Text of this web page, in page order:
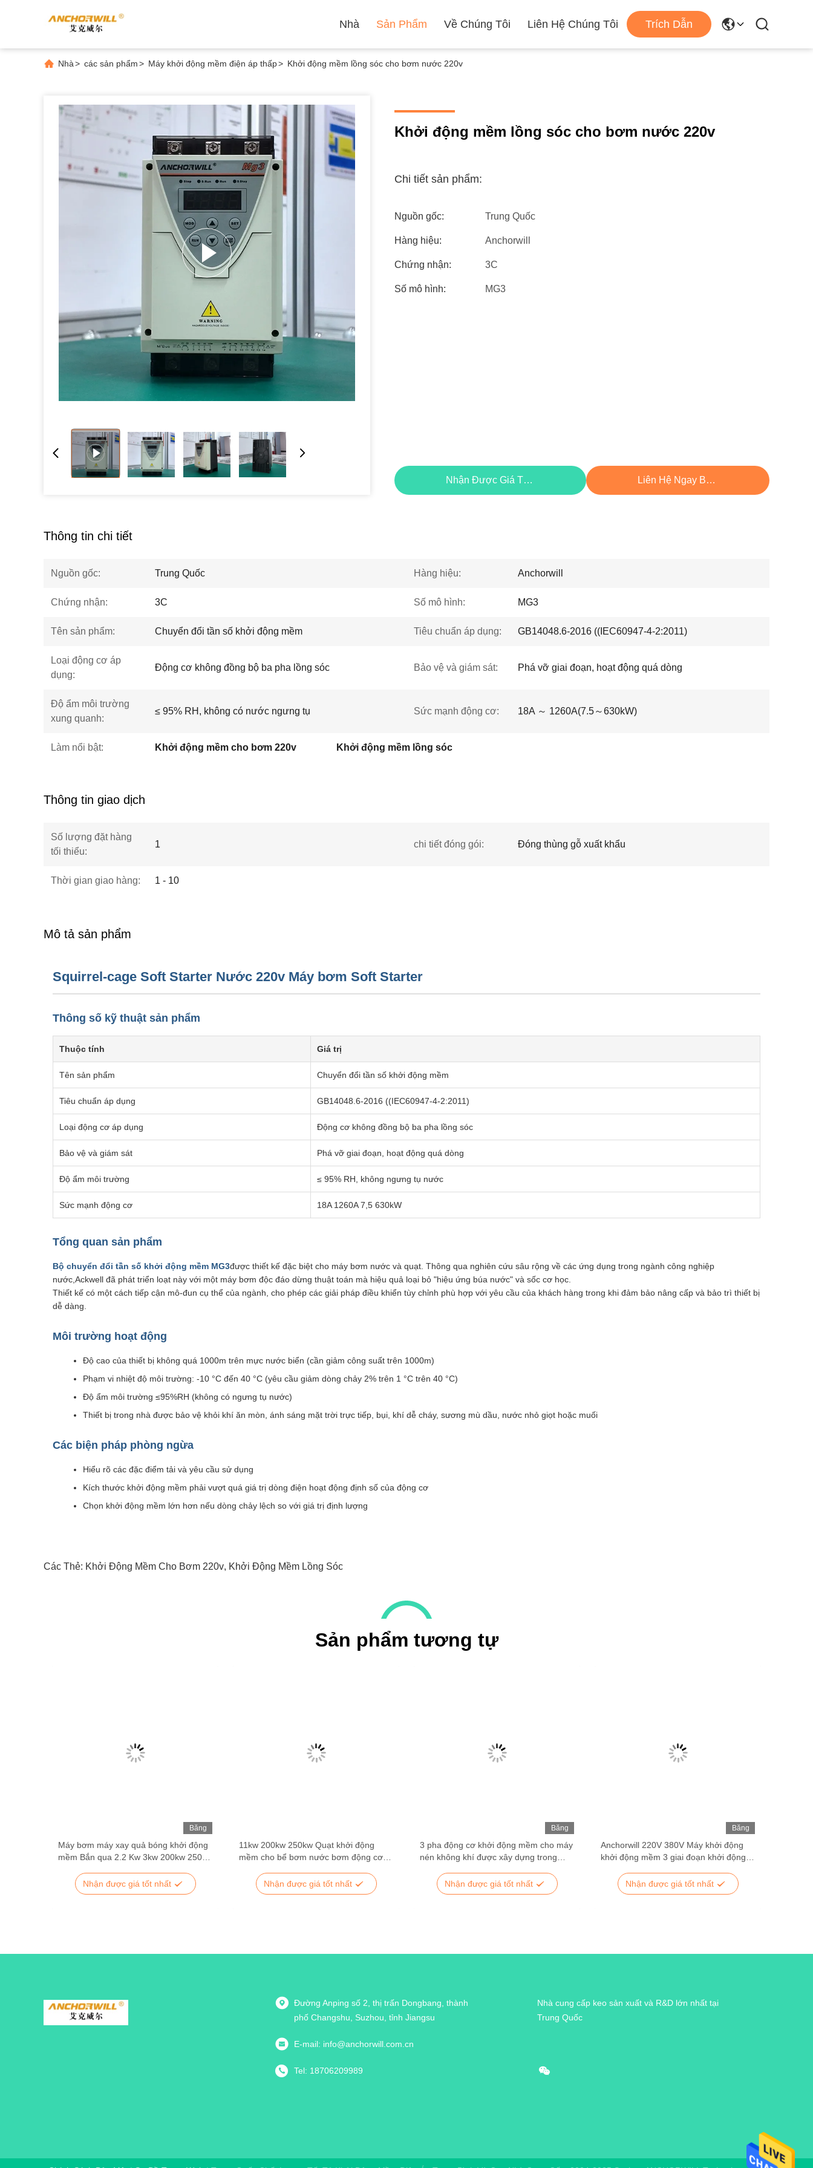
Nhà Sản Phẩm Về Chúng Tôi Liên Hệ Chúng Tôi Trích Dẫn
Nhà> các sản phẩm> Máy khởi động mềm điện áp thấp> Khởi động mềm lồng sóc cho bơm nước 220v
Khởi động mềm lồng sóc cho bơm nước 220v
Chi tiết sản phẩm:
Nguồn gốc: Trung Quốc
Hàng hiệu: Anchorwill
Chứng nhận: 3C
Số mô hình: MG3
Nhận Được Giá Tốt Nhất Liên Hệ Ngay Bây Giờ
Thông tin chi tiết
Nguồn gốc: Trung Quốc Hàng hiệu: Anchorwill
Chứng nhận: 3C Số mô hình: MG3
Tên sản phẩm: Chuyển đổi tần số khởi động mềm Tiêu chuẩn áp dụng: GB14048.6-2016 ((IEC60947-4-2:2011)
Loại động cơ áp
dụng:
Động cơ không đồng bộ ba pha lồng sóc Bảo vệ và giám sát: Phá vỡ giai đoạn, hoạt động quá dòng
Độ ẩm môi trường
xung quanh:
≤ 95% RH, không có nước ngưng tụ Sức mạnh động cơ: 18A ～ 1260A(7.5～630kW)
Làm nổi bật: Khởi động mềm cho bơm 220v Khởi động mềm lồng sóc
Thông tin giao dịch
Số lượng đặt hàng
tối thiểu:
1 chi tiết đóng gói: Đóng thùng gỗ xuất khẩu
Thời gian giao hàng: 1 - 10
Mô tả sản phẩm
Squirrel-cage Soft Starter Nước 220v Máy bơm Soft Starter
Thông số kỹ thuật sản phẩm
Thuộc tính Giá trị
Tên sản phẩm Chuyển đổi tần số khởi động mềm
Tiêu chuẩn áp dụng GB14048.6-2016 ((IEC60947-4-2:2011)
Loại động cơ áp dụng Động cơ không đồng bộ ba pha lồng sóc
Bảo vệ và giám sát Phá vỡ giai đoạn, hoạt động quá dòng
Độ ẩm môi trường ≤ 95% RH, không ngưng tụ nước
Sức mạnh động cơ 18A 1260A 7,5 630kW
Tổng quan sản phẩm
Bộ chuyển đổi tần số khởi động mềm MG3được thiết kế đặc biệt cho máy bơm nước và quạt. Thông qua nghiên cứu sâu rộng về các ứng dụng trong ngành công nghiệp
nước,Ackwell đã phát triển loạt này với một máy bơm độc đáo dừng thuật toán mà hiệu quả loại bỏ "hiệu ứng búa nước" và sốc cơ học.
Thiết kế có một cách tiếp cận mô-đun cụ thể của ngành, cho phép các giải pháp điều khiển tùy chỉnh phù hợp với yêu cầu của khách hàng trong khi đảm bảo nâng cấp và bảo trì thiết bị
dễ dàng.
Môi trường hoạt động
Độ cao của thiết bị không quá 1000m trên mực nước biển (cần giảm công suất trên 1000m)
Phạm vi nhiệt độ môi trường: -10 °C đến 40 °C (yêu cầu giảm dòng chảy 2% trên 1 °C trên 40 °C)
Độ ẩm môi trường ≤95%RH (không có ngưng tụ nước)
Thiết bị trong nhà được bảo vệ khỏi khí ăn mòn, ánh sáng mặt trời trực tiếp, bụi, khí dễ cháy, sương mù dầu, nước nhỏ giọt hoặc muối
Các biện pháp phòng ngừa
Hiểu rõ các đặc điểm tải và yêu cầu sử dụng
Kích thước khởi động mềm phải vượt quá giá trị dòng điện hoạt động định số của động cơ
Chọn khởi động mềm lớn hơn nếu dòng chảy lệch so với giá trị định lượng
Các Thẻ: Khởi Động Mềm Cho Bơm 220v, Khởi Động Mềm Lồng Sóc
Sản phẩm tương tự
Băng
Hình
Máy bơm máy xay quả bóng khởi động
mềm Bắn qua 2.2 Kw 3kw 200kw 250
Nhận được giá tốt nhất
11kw 200kw 250kw Quạt khởi động
mềm cho bể bơm nước bơm động cơ
Nhận được giá tốt nhất
Băng
Hình
3 pha động cơ khởi động mềm cho máy
nén không khí được xây dựng trong
Nhận được giá tốt nhất
Băng
Anchorwill 220V 380V Máy khởi động
khởi động mềm 3 giai đoạn khởi động
nước
Nhận được giá tốt nhất
Đường Anping số 2, thị trấn Dongbang, thành
phố Changshu, Suzhou, tỉnh Jiangsu
E-mail: info@anchorwill.com.cn
Tel: 18706209989
Nhà cung cấp keo sản xuất và R&D lớn nhất tại
Trung Quốc